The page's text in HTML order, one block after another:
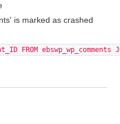
is marked as crashed
FROM